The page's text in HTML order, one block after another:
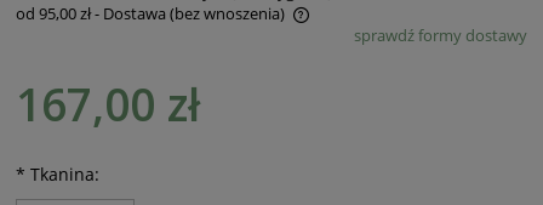
od 95,00 zł- Dostawa (bez wnoszenia)
Cena nie zawiera ewentualnych kosztów płatnościsprawdź formy dostawy
167,00 zł
* Tkanina: